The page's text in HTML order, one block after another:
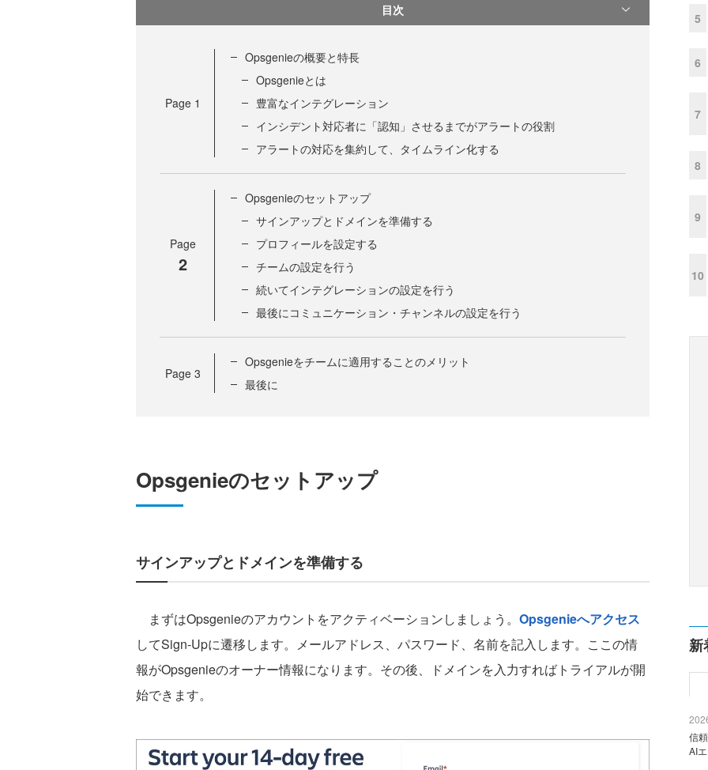
目次
Page 1
Opsgenieの概要と特長
Opsgenieとは
豊富なインテグレーション
インシデント対応者に「認知」させるまでがアラートの役割
アラートの対応を集約して、タイムライン化する
Page
2
Opsgenieのセットアップ
サインアップとドメインを準備する
プロフィールを設定する
チームの設定を行う
続いてインテグレーションの設定を行う
最後にコミュニケーション・チャンネルの設定を行う
Page 3
Opsgenieをチームに適用することのメリット
最後に
Opsgenieのセットアップ
サインアップとドメインを準備する
まずはOpsgenieのアカウントをアクティベーションしましょう。 Opsgenieへアクセス
してSign-Upに遷移します。メールアドレス、パスワード、名前を記入します。ここの情
報がOpsgenieのオーナー情報になります。その後、ドメインを入力すればトライアルが開
始できます。
5
6
7
8
9
10
新
信
AI